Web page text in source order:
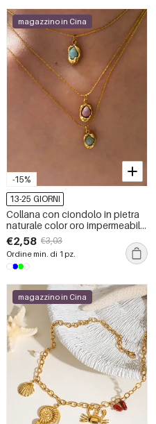
-15%
magazzino in Cina
13-25 GIORNI
Collana con ciondolo in pietra
naturale color oro impermeabile
in acciaio inossidabile da 1
pezzo
€2,58 €3,03
Ordine min. di 1 pz.
magazzino in Cina